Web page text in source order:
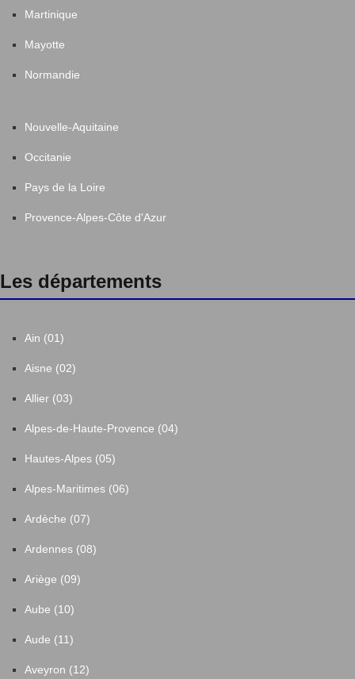
Martinique
Mayotte
Normandie
Nouvelle-Aquitaine
Occitanie
Pays de la Loire
Provence-Alpes-Côte d'Azur
Les départements
Ain (01)
Aisne (02)
Allier (03)
Alpes-de-Haute-Provence (04)
Hautes-Alpes (05)
Alpes-Maritimes (06)
Ardèche (07)
Ardennes (08)
Ariège (09)
Aube (10)
Aude (11)
Aveyron (12)